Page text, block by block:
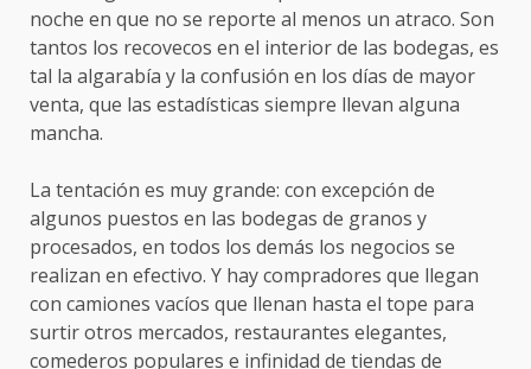
noche en que no se reporte al menos un atraco. Son
tantos los recovecos en el interior de las bodegas, es
tal la algarabía y la confusión en los días de mayor
venta, que las estadísticas siempre llevan alguna
mancha.
La tentación es muy grande: con excepción de
algunos puestos en las bodegas de granos y
procesados, en todos los demás los negocios se
realizan en efectivo. Y hay compradores que llegan
con camiones vacíos que llenan hasta el tope para
surtir otros mercados, restaurantes elegantes,
comederos populares e infinidad de tiendas de